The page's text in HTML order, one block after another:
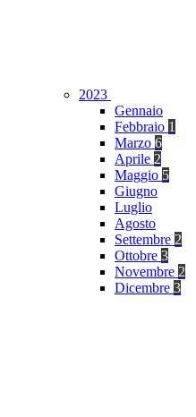
2023
Gennaio
Febbraio 1
Marzo 6
Aprile 2
Maggio 5
Giugno
Luglio
Agosto
Settembre 2
Ottobre 3
Novembre 2
Dicembre 3